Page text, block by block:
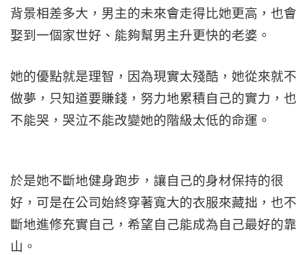
背景相差多大，男主的未來會走得比她更高，也會
娶到一個家世好、能夠幫男主升更快的老婆。
她的優點就是理智，因為現實太殘酷，她從來就不
做夢，只知道要賺錢，努力地累積自己的實力，也
不能哭，哭泣不能改變她的階級太低的命運。
於是她不斷地健身跑步，讓自己的身材保持的很
好，可是在公司始終穿著寬大的衣服來藏拙，也不
斷地進修充實自己，希望自己能成為自己最好的靠
山。